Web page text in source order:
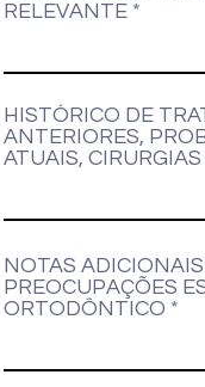
RELEVANTE
HISTÓRICO DE
ANTERIORES,
ATUAIS,
NOTAS
PREOCUPAÇÕES
ORTODÔNTICO